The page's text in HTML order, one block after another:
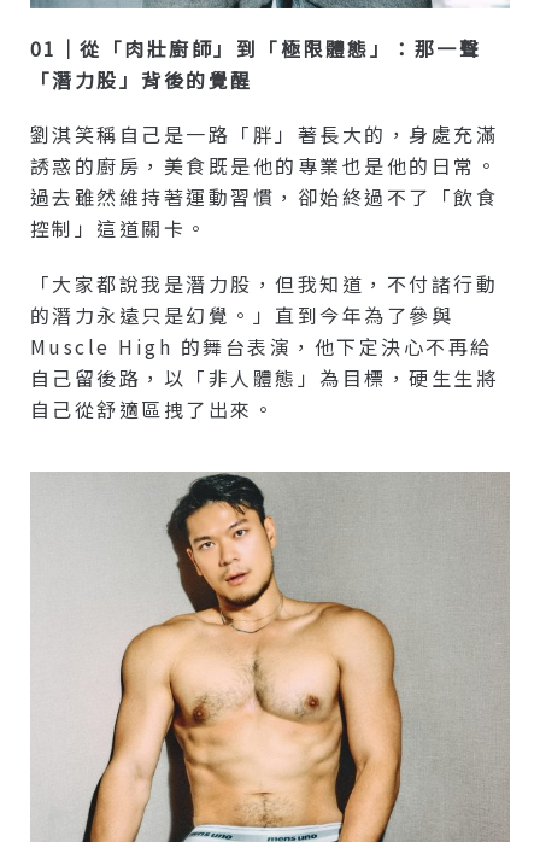
01｜從「肉壯廚師」到「極限體態」：那一聲
「潛力股」背後的覺醒
劉淇笑稱自己是一路「胖」著長大的，身處充滿
誘惑的廚房，美食既是他的專業也是他的日常。
過去雖然維持著運動習慣，卻始終過不了「飲食
控制」這道關卡。
「大家都說我是潛力股，但我知道，不付諸行動
的潛力永遠只是幻覺。」直到今年為了參與
Muscle High 的舞台表演，他下定決心不再給
自己留後路，以「非人體態」為目標，硬生生將
自己從舒適區拽了出來。